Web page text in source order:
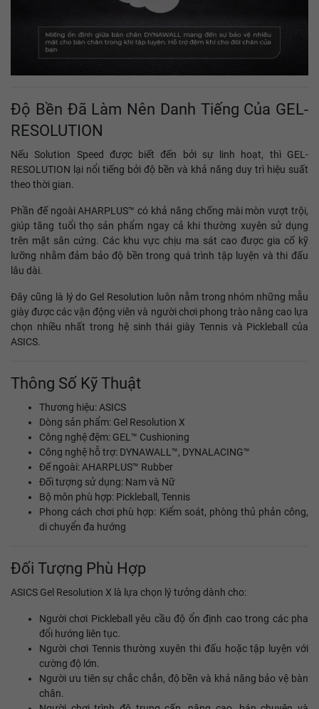
Độ Bền Đã Làm Nên Danh Tiếng Của GEL-
RESOLUTION
Nếu Solution Speed được biết đến bởi sự linh hoạt, thì GEL-
RESOLUTION lại nổi tiếng bởi độ bền và khả năng duy trì hiệu suất
theo thời gian.
Phần đế ngoài AHARPLUS™ có khả năng chống mài mòn vượt trội,
giúp tăng tuổi thọ sản phẩm ngay cả khi thường xuyên sử dụng
trên mặt sân cứng. Các khu vực chịu ma sát cao được gia cố kỹ
lưỡng nhằm đảm bảo độ bền trong quá trình tập luyện và thi đấu
lâu dài.
Đây cũng là lý do Gel Resolution luôn nằm trong nhóm những mẫu
giày được các vận động viên và người chơi phong trào nâng cao lựa
chọn nhiều nhất trong hệ sinh thái giày Tennis và Pickleball của
ASICS.
Thông Số Kỹ Thuật
Thương hiệu: ASICS
Dòng sản phẩm: Gel Resolution X
Công nghệ đệm: GEL™ Cushioning
Công nghệ hỗ trợ: DYNAWALL™, DYNALACING™
Đế ngoài: AHARPLUS™ Rubber
Đối tượng sử dụng: Nam và Nữ
Bộ môn phù hợp: Pickleball, Tennis
Phong cách chơi phù hợp: Kiểm soát, phòng thủ phản công,
di chuyển đa hướng
Đối Tượng Phù Hợp
ASICS Gel Resolution X là lựa chọn lý tưởng dành cho:
Người chơi Pickleball yêu cầu độ ổn định cao trong các pha
đổi hướng liên tục.
Người chơi Tennis thường xuyên thi đấu hoặc tập luyện với
cường độ lớn.
Người ưu tiên sự chắc chắn, độ bền và khả năng bảo vệ bàn
chân.